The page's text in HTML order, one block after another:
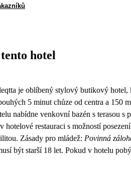
hotel
je oblíbený stylový butikový
5 minut chůze od centra a 150
nabídne venkovní bazén s terasou
hotelové restauraci s možností
Zásady pro mládež: Povinná
být starší 18 let. Pokud v hotelu